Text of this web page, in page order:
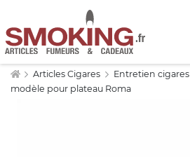
Articles Cigares Entretien cigares
modèle pour plateau Roma